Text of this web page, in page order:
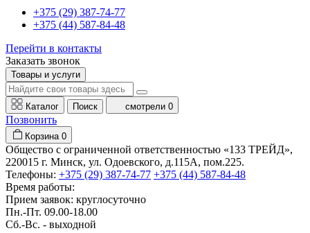
+375 (29) 387-74-77
+375 (44) 587-84-48
Перейти в контакты
Заказать звонок
Товары и услуги
Каталог Поиск смотрели 0
Позвонить
Корзина 0
Общество с ограниченной ответственностью «133 ТРЕЙД»,
220015 г. Минск, ул. Одоевского, д.115А, пом.225.
Телефоны: +375 (29) 387-74-77 +375 (44) 587-84-48
Время работы:
Прием заявок: круглосуточно
Пн.-Пт. 09.00-18.00
Cб.-Вс. - выходной